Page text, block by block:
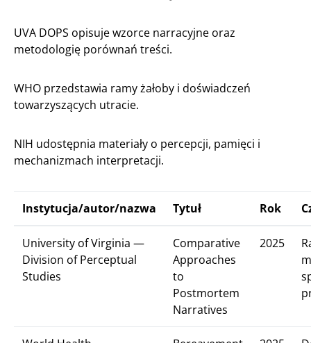
UVA DOPS opisuje wzorce narracyjne oraz
metodologię porównań treści.
WHO przedstawia ramy żałoby i doświadczeń
towarzyszących utracie.
NIH udostępnia materiały o percepcji, pamięci i
mechanizmach interpretacji.
Instytucja/autor/nazwa Tytuł Rok
University of Virginia —
Division of Perceptual
Studies
Comparative
Approaches
to
Postmortem
Narratives
2025